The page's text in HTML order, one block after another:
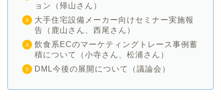
ョン（帰山さん）
大手住宅設備メーカー向けセミナー実施報
告（鹿山さん、西尾さん）
飲食系ECのマーケティングトレース事例蓄
積について（小寺さん、松浦さん）
DML今後の展開について（議論会）